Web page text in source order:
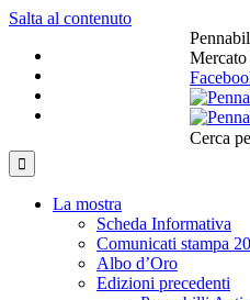
Salta al contenuto
Cerca
La mostra
Scheda Informativa
Comunicati stampa
Albo d’Oro
Edizioni precedenti